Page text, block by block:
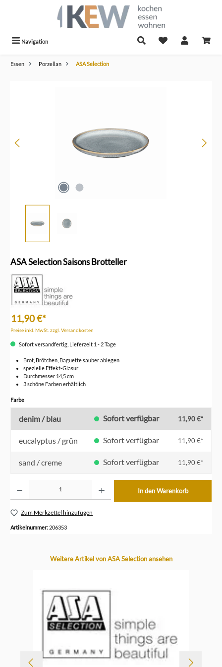
Navigation
Essen Porzellan ASA Selection
ASA Selection Saisons Brotteller
11,90 €*
Preise inkl. MwSt. zzgl. Versandkosten
Sofort versandfertig, Lieferzeit 1 - 2 Tage
Brot, Brötchen, Baguette sauber ablegen
spezielle Effekt-Glasur
Durchmesser 14,5 cm
3 schöne Farben erhältlich
Farbeauswählen
denim / blau Sofort verfügbar 11,90 €*
eucalyptus / grün Sofort verfügbar 11,90 €*
sand / creme Sofort verfügbar 11,90 €*
In den Warenkorb
Zum Merkzettel hinzufügen
Artikelnummer: 206353
Produktgalerie überspringen
Weitere Artikel von ASA Selection ansehen